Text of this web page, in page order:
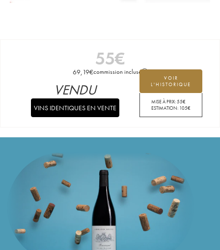
55€
69,19€commission incluse
VOIR
L'HISTORIQUE
MISE À PRIX:55€
ESTIMATION: 105€
VENDU
VINS IDENTIQUES EN VENTE